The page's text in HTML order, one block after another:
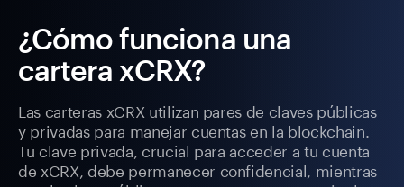
¿Cómo funciona una
cartera xCRX?
Las carteras xCRX utilizan pares de claves públicas
y privadas para manejar cuentas en la blockchain.
Tu clave privada, crucial para acceder a tu cuenta
de xCRX, debe permanecer confidencial, mientras